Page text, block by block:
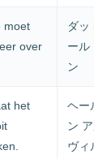
moet
over
ダッ
ール
ン
het
ヘー
ン
ヴィ